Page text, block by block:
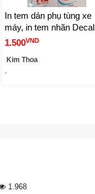
In tem dán phụ tùng xe
máy, in tem nhãn Decal
theo yêu cầu -
1.500VND
Kim Thoa
-
1.968